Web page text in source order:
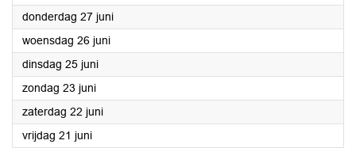
donderdag 27 juni2024
woensdag 26 juni2024
dinsdag 25 juni2024
zondag 23 juni2024
zaterdag 22 juni2024
vrijdag 21 juni2024